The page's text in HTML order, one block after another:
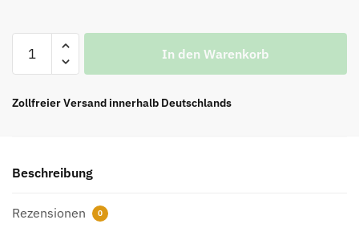
Jordan
Retro
Menge
In den Warenkorb
Zollfreier Versand innerhalb Deutschlands
Beschreibung
Rezensionen 0